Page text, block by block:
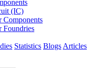
(IC)
Components
Foundries
Statistics Blogs Articles